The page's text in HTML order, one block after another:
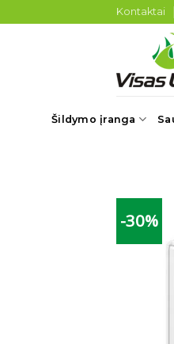
to
Kontaktai
Šildymo įranga
-30%